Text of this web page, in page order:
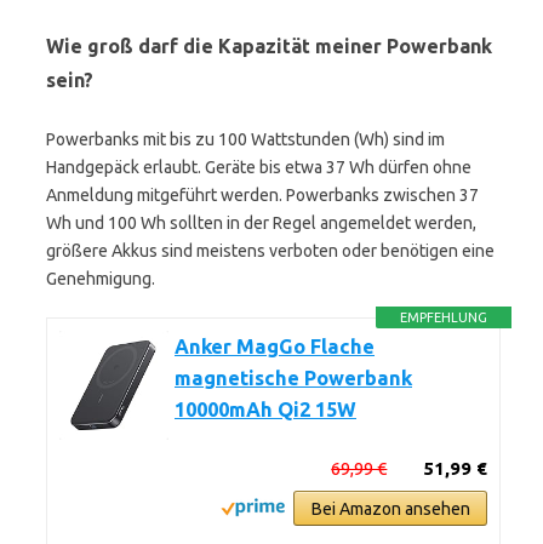
Wie groß darf die Kapazität meiner Powerbank
sein?
Powerbanks mit bis zu 100 Wattstunden (Wh) sind im
Handgepäck erlaubt. Geräte bis etwa 37 Wh dürfen ohne
Anmeldung mitgeführt werden. Powerbanks zwischen 37
Wh und 100 Wh sollten in der Regel angemeldet werden,
größere Akkus sind meistens verboten oder benötigen eine
Genehmigung.
EMPFEHLUNG
Anker MagGo Flache
magnetische Powerbank
10000mAh Qi2 15W
51,99 €
69,99 €
Bei Amazon ansehen